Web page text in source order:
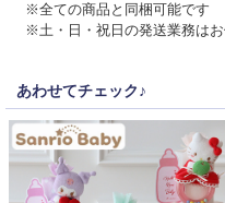
※全ての商品と同梱可能です
※土・日・祝日の発送業務は
あわせてチェック♪